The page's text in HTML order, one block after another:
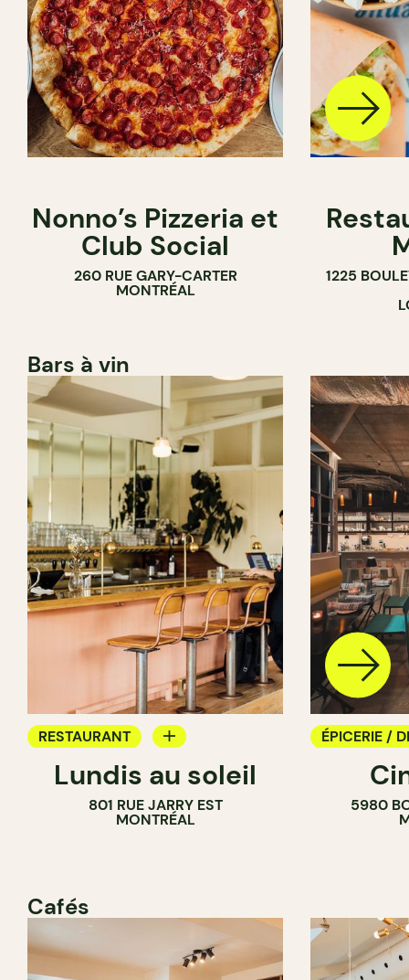
Nonno’s Pizzeria et
Club Social
260 RUE GARY-CARTER
MONTRÉAL
1225
Bars à vin
RESTAURANT
BAR À VIN
Lundis au soleil
801 RUE JARRY EST
MONTRÉAL
ÉPICERIE /
COMPTOIR
CAVISTE
5980
Cafés